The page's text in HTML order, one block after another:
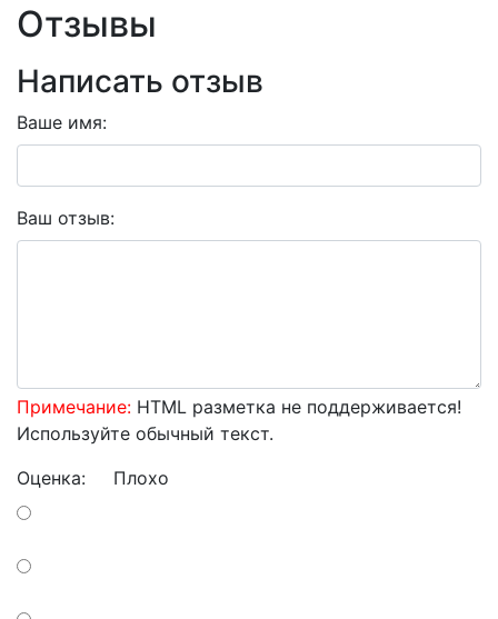
Отзывы
Написать отзыв
Ваше имя:
Ваш отзыв:
Примечание: HTML разметка не поддерживается!
Используйте обычный текст.
Оценка: Плохо